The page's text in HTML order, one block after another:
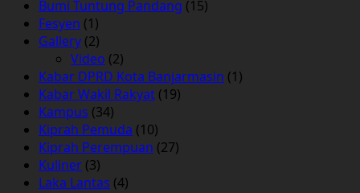
Bumi Tuntung Pandang (15)
Fesyen (1)
Gallery (2)
Video (2)
Kabar DPRD Kota Banjarmasin (1)
Kabar Wakil Rakyat (19)
Kampus (34)
Kiprah Pemuda (10)
Kiprah Perempuan (27)
Kuliner (3)
Laka Lantas (4)